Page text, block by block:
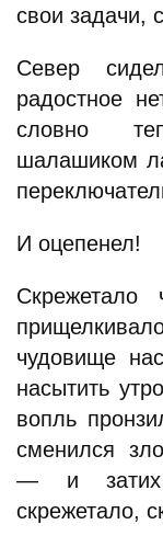
свои задачи,
Север
радостное
словно
шалашиком
И оцепенел!
Скрежетало
чудовище
насытить
вопль
сменился
— и
скрежетало,